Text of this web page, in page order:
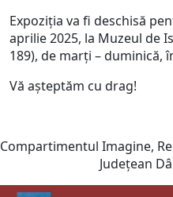
Expoziția va fi deschisă
aprilie 2025, la Muzeul de
189), de marți – duminică,
Vă așteptăm cu drag!
Compartimentul Imagine,
Județean